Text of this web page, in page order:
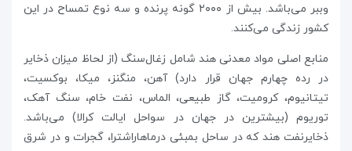
وببر می‌باشد. بیش از ۲۰۰۰ گونه پرنده و سه نوع تمساح در این
کشور زندگی می‌کنند.
منابع اصلی مواد معدنی هند شامل زغال‌سنگ (از لحاظ میزان ذخایر
در رده چهارم جهان قرار دارد) آهن، منگنز، میکا، بوکسیت،
تیتانیوم، کرومیت، گاز طبیعی، الماس، نفت خام، سنگ آهک،
توریوم (بیشترین در جهان در سواحل ایالت کرالا) می‌باشد.
ذخایرنفت هند که در ساحل بمبئی درماهاراشترا، گجرات و در شرق